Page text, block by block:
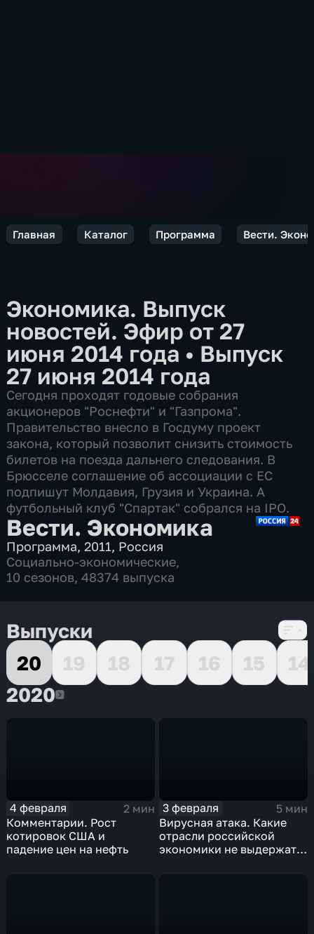
Главная Каталог Программа Вести.
Экономика. Выпуск
новостей. Эфир от 27
июня 2014 года • Выпуск
27 июня 2014 года
Сегодня проходят годовые собрания
акционеров "Роснефти" и "Газпрома".
Правительство внесло в Госдуму проект
закона, который позволит снизить стоимость
билетов на поезда дальнего следования. В
Брюсселе соглашение об ассоциации с ЕС
подпишут Молдавия, Грузия и Украина. А
футбольный клуб "Спартак" собрался на IPO.
Вести. Экономика
Программа,2011, Россия
Социально-экономические,
10 сезонов, 48374 выпуска
Выпуски
20
19 18 17 16 15
14
20202020
4 февраля
2 мин
Комментарии. Рост
котировок США и
падение цен на нефть
3 февраля
5 мин
Вирусная атака. Какие
отрасли российской
экономики не выдержат